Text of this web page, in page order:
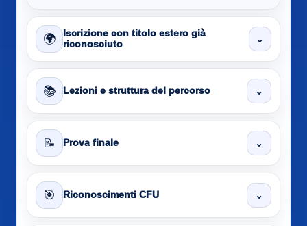
🌍
Iscrizione con titolo estero già
riconosciuto
⌄
📚 Lezioni e struttura del percorso ⌄
📝 Prova finale ⌄
🎯 Riconoscimenti CFU ⌄